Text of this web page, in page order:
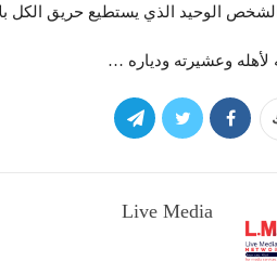
الوحيد الذي يستطيع حريق الكل بلا
لأهله وعشيرته ودياره …
Live Media